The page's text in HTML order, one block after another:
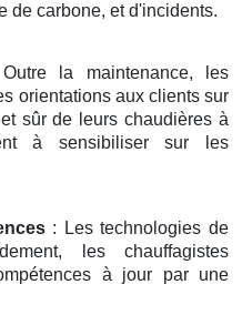
de carbone, et d'incidents.
la maintenance, les
orientations aux clients sur
sûr de leurs chaudières à
à sensibiliser sur les
: Les technologies de
les chauffagistes
à jour par une